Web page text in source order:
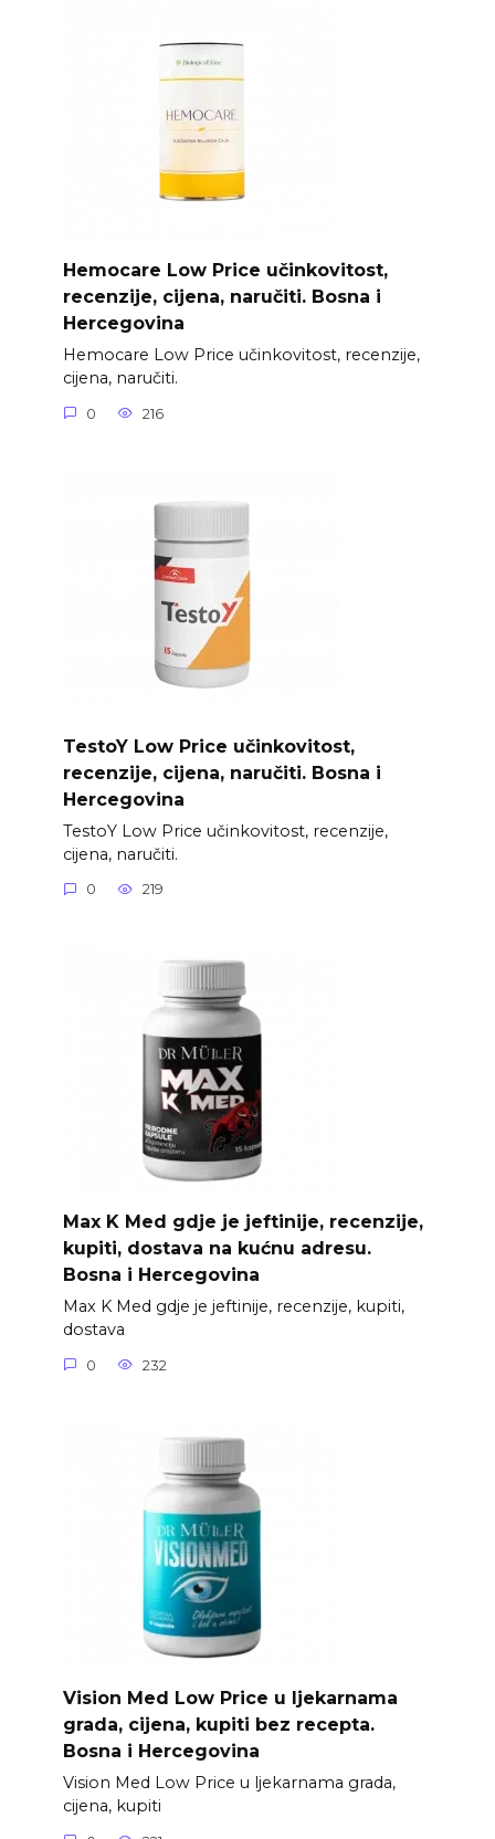
Hemocare Low Price učinkovitost,
recenzije, cijena, naručiti. Bosna i
Hercegovina
Hemocare Low Price učinkovitost, recenzije,
cijena, naručiti.
0 216
TestoY Low Price učinkovitost,
recenzije, cijena, naručiti. Bosna i
Hercegovina
TestoY Low Price učinkovitost, recenzije,
cijena, naručiti.
0 219
Max K Med gdje je jeftinije, recenzije,
kupiti, dostava na kućnu adresu.
Bosna i Hercegovina
Max K Med gdje je jeftinije, recenzije, kupiti,
dostava
0 232
Vision Med Low Price u ljekarnama
grada, cijena, kupiti bez recepta.
Bosna i Hercegovina
Vision Med Low Price u ljekarnama grada,
cijena, kupiti